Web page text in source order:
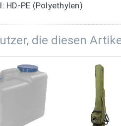
HD-PE (Polyethylen)
die diesen